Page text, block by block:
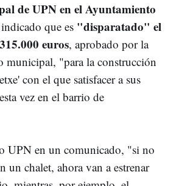
de UPN en el Ayuntamiento
que es "disparatado" el
euros, aprobado por la
municipal, "para la construcción
con el que satisfacer a sus
vez en el barrio de
UPN en un comunicado, "si no
un chalet, ahora van a estrenar